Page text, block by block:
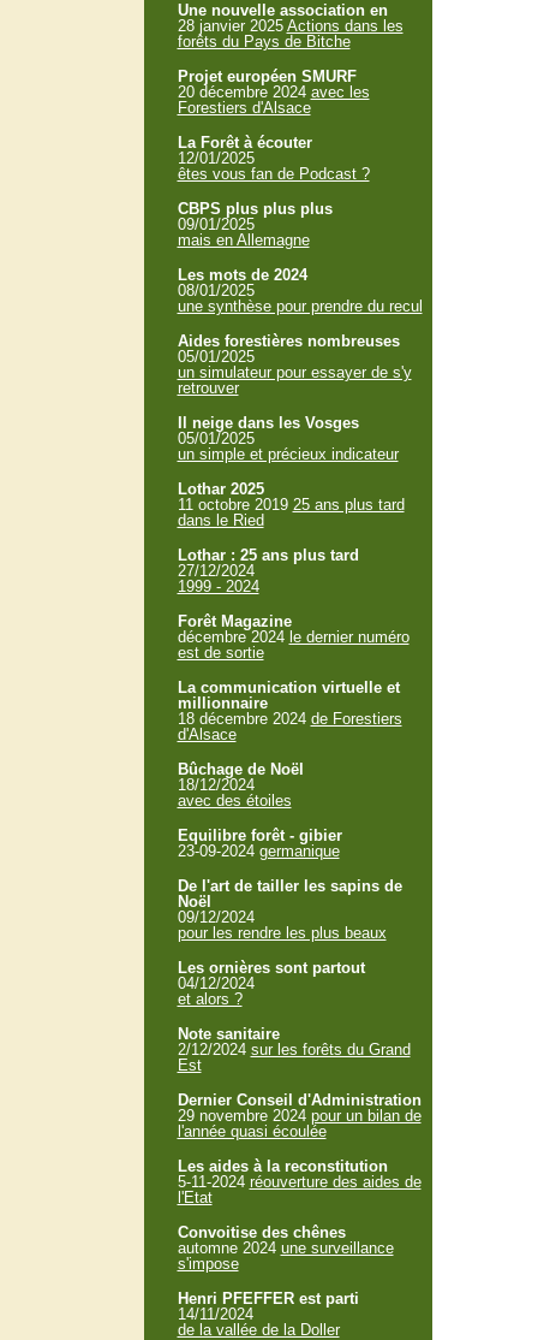
Une nouvelle association en
28 janvier 2025 Actions dans les
forêts du Pays de Bitche
Projet européen SMURF
20 décembre 2024 avec les
Forestiers d'Alsace
La Forêt à écouter
12/01/2025
êtes vous fan de Podcast ?
CBPS plus plus plus
09/01/2025
mais en Allemagne
Les mots de 2024
08/01/2025
une synthèse pour prendre du recul
Aides forestières nombreuses
05/01/2025
un simulateur pour essayer de s'y
retrouver
Il neige dans les Vosges
05/01/2025
un simple et précieux indicateur
Lothar 2025
11 octobre 2019 25 ans plus tard
dans le Ried
Lothar : 25 ans plus tard
27/12/2024
1999 - 2024
Forêt Magazine
décembre 2024 le dernier numéro
est de sortie
La communication virtuelle et
millionnaire
18 décembre 2024 de Forestiers
d'Alsace
Bûchage de Noël
18/12/2024
avec des étoiles
Equilibre forêt - gibier
23-09-2024 germanique
De l'art de tailler les sapins de
Noël
09/12/2024
pour les rendre les plus beaux
Les ornières sont partout
04/12/2024
et alors ?
Note sanitaire
2/12/2024 sur les forêts du Grand
Est
Dernier Conseil d'Administration
29 novembre 2024 pour un bilan de
l'année quasi écoulée
Les aides à la reconstitution
5-11-2024 réouverture des aides de
l'Etat
Convoitise des chênes
automne 2024 une surveillance
s'impose
Henri PFEFFER est parti
14/11/2024
de la vallée de la Doller